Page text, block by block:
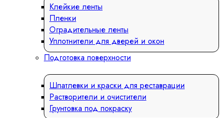
Клейкие ленты
Пленки
Оградительные ленты
Уплотнители для дверей и окон
Подготовка поверхности
Шпатлевки и краски для реставрации
Растворители и очистители
Грунтовка под покраску